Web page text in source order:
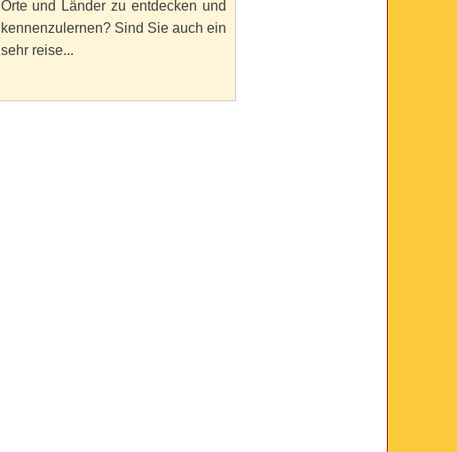
Orte und Länder zu entdecken und
kennenzulernen? Sind Sie auch ein
sehr reise...